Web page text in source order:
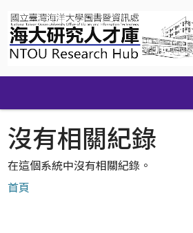
navigation
沒有相關紀錄
在這個系統中沒有相關紀錄。
首頁